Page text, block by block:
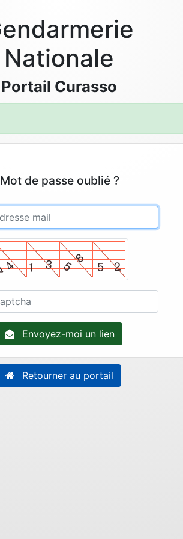
Nationale
Portail Curasso
Mot de passe oublié ?
Envoyez-moi un lien
Retourner au portail